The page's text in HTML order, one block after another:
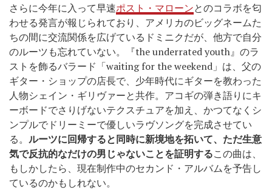
さらに今年に入って早速ポスト・マローンとのコラボを匂
わせる発言が報じられており、アメリカのビッグネームた
ちの間に交流関係を広げているドミニクだが、他方で自分
のルーツも忘れていない。『the underrated youth』のラ
ストを飾るバラード「waiting for the weekend」は、父の
ギター・ショップの店長で、少年時代にギターを教わった
人物シェイン・ギリヴァーと共作。アコギの弾き語りにキ
ーボードでさりげないテクスチュアを加え、かつてなくシ
ンプルでドリーミーで優しいラヴソングを完成させてい
る。 ルーツに回帰すると同時に新境地を拓いて、ただ生意
気で反抗的なだけの男じゃないことを証明するこの曲は、
もしかしたら、現在制作中のセカンド・アルバムを予告し
ているのかもしれない。